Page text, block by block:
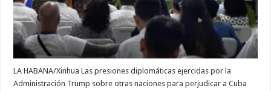
orden
internacional
de
improbable
sostenibilidad,
denuncia
vicecanciller
LA HABANA/Xinhua Las presiones diplomáticas ejercidas por la
Administración Trump sobre otras naciones para perjudicar a Cuba